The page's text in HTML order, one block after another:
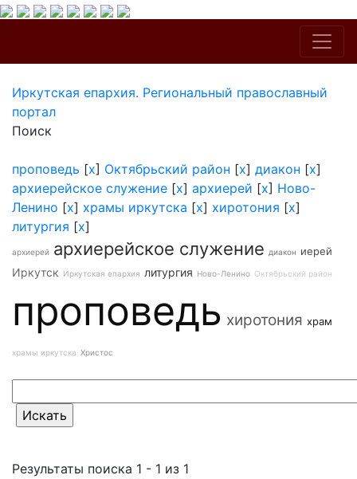
Иркутская епархия. Региональный православный
портал
Поиск
проповедь [x] Октябрьский район [x] диакон [x]
архиерейское служение [x] архиерей [x] Ново-
Ленино [x] храмы иркутска [x] хиротония [x]
литургия [x]
архиерей архиерейское служение диакон иерей
Иркутск Иркутская епархия литургия Ново-Ленино Октябрьский район
проповедь хиротония храм
храмы иркутска Христос
Результаты поиска 1 - 1 из 1